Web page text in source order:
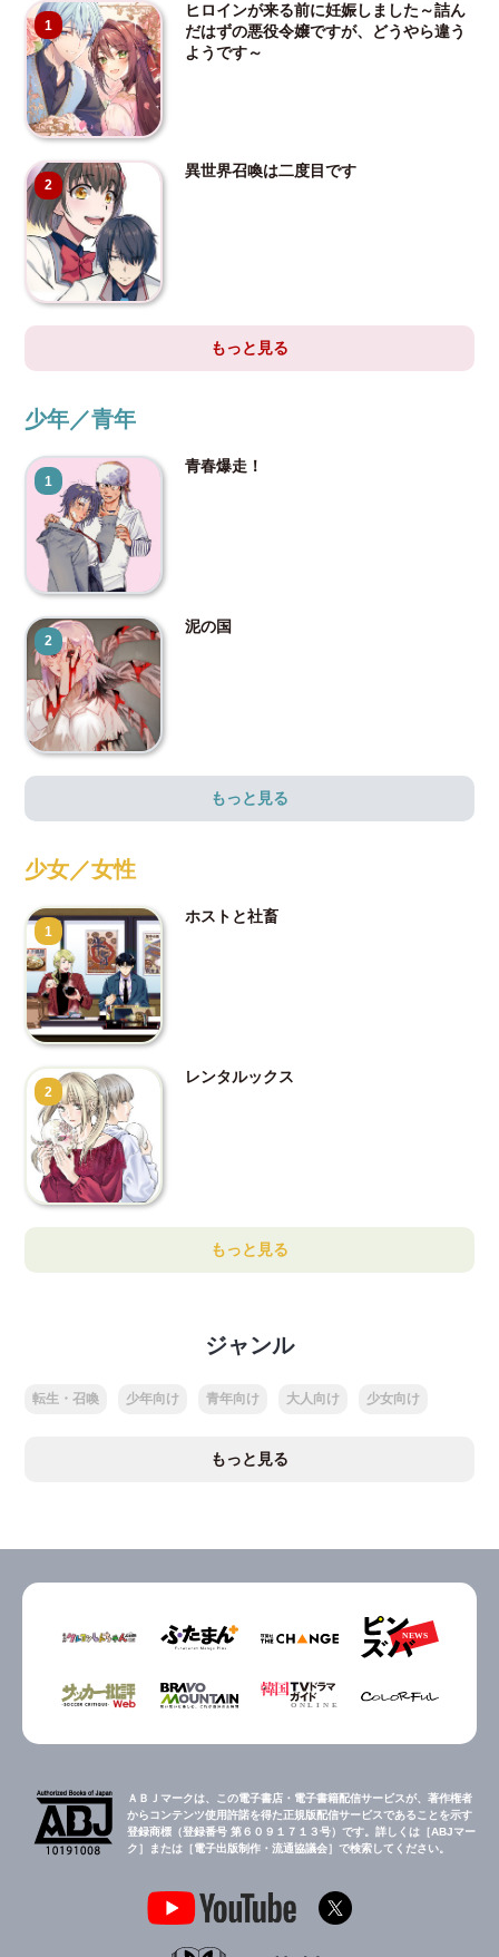
1
ヒロインが来る前に妊娠しました～詰ん
だはずの悪役令嬢ですが、どうやら違う
ようです～
2
異世界召喚は二度目です
もっと見る
少年／青年
1
青春爆走！
2
泥の国
もっと見る
少女／女性
1
ホストと社畜
2
レンタルックス
もっと見る
ジャンル
転生・召喚 少年向け 青年向け 大人向け 少女向け
もっと見る
ＡＢＪマークは、この電子書店・電子書籍配信サービスが、著作権者
からコンテンツ使用許諾を得た正規版配信サービスであることを示す
登録商標（登録番号 第６０９１７１３号）です。詳しくは［ABJマー
ク］または［電子出版制作・流通協議会］で検索してください。